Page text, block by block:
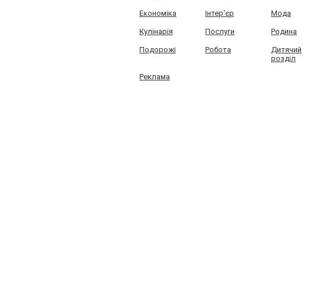
Економіка Інтер'єр Мода
Кулінарія Послуги Родина
Подорожі Робота
Дитячий
розділ
Реклама